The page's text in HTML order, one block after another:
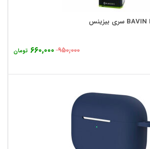
۹۵۰,۰۰۰ ۶۶۰,۰۰۰ تومان